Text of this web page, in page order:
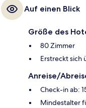
Auf einen Blick
Größe des
80 Zimmer
Erstreckt sich
Anreise/
Check-in ab:
Mindestalter